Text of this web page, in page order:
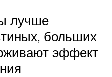
лучше
больших
эффект